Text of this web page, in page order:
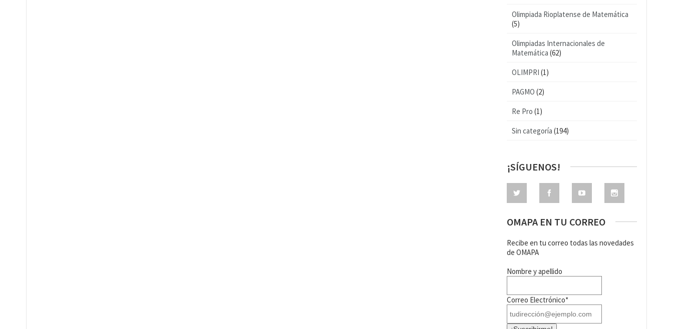
Olimpiada Rioplatense de Matemática
(5)
Olimpiadas Internacionales de
Matemática (62)
OLIMPRI (1)
PAGMO (2)
Re Pro (1)
Sin categoría (194)
¡SÍGUENOS!
OMAPA EN TU CORREO
Recibe en tu correo todas las novedades
de OMAPA
Nombre y apellido
Correo Electrónico*